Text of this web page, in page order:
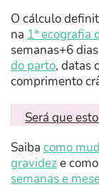
O cálculo
na 1ª ecografia
semanas+6
do parto, datas
comprimento
Será que
Saiba como
gravideze
semanas e